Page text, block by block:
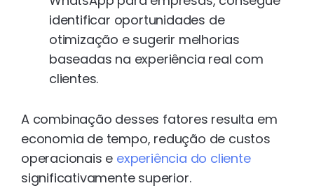
identificar oportunidades de
otimização e sugerir melhorias
baseadas na experiência real com
clientes.
A combinação desses fatores resulta em
economia de tempo, redução de custos
operacionais e experiência do cliente
significativamente superior.